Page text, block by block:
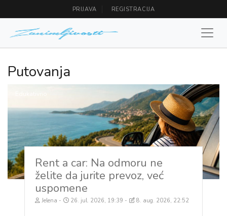
PRIJAVA REGISTRACIJA
Putovanja
Rent a car: Na odmoru ne
želite da jurite prevoz, već
uspomene
Jelena 26. jul. 2026, 19:39 8. aug. 2026, 22:52